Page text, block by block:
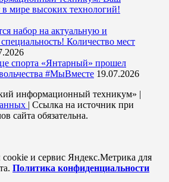
в мире высоких технологий!
набор на актуальную и
Количество мест
спорта «Янтарный» прошел
#МыВместе 19.07.2026
информационный техникум» |
| Ссылка на источник при
сайта обязательна.
и сервис Яндекс.Метрика для
Политика конфиденциальности